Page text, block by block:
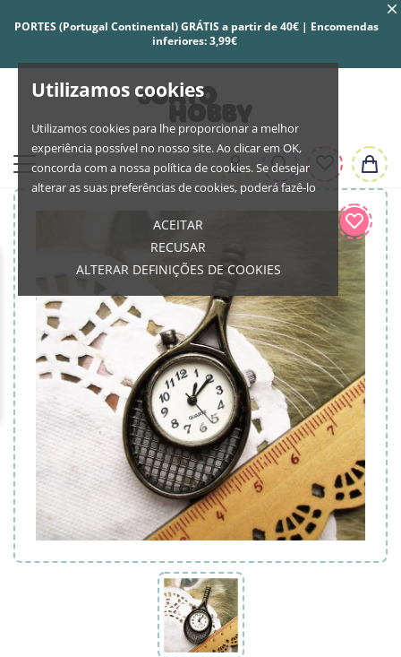
Utilizamos cookies
Utilizamos cookies para lhe proporcionar a melhor
experiência possível no nosso site. Ao clicar em OK,
concorda com a nossa política de cookies. Se desejar
alterar as suas preferências de cookies, poderá fazê-lo
ACEITAR
RECUSAR
ALTERAR DEFINIÇÕES DE COOKIES
PORTES (Portugal Continental) GRÁTIS a partir de 40€ | Encomendas
inferiores: 3,99€